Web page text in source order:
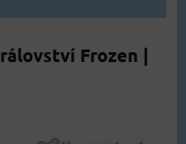
Frozen |